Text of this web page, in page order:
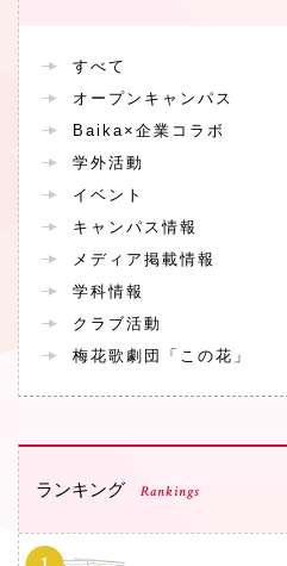
すべて
オープンキャンパス
Baika×企業コラボ
学外活動
イベント
キャンパス情報
メディア掲載情報
学科情報
クラブ活動
梅花歌劇団「この花」
ランキング Rankings